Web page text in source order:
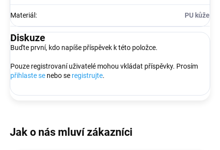
Materiál : PU kůže
Diskuze
Buďte první, kdo napíše příspěvek k této položce.
Pouze registrovaní uživatelé mohou vkládat příspěvky. Prosím
přihlaste se nebo se registrujte.